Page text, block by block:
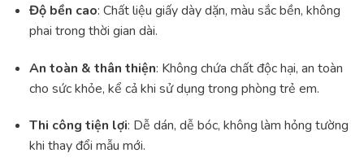
Độ bền cao: Chất liệu giấy dày dặn, màu sắc bền, không
phai trong thời gian dài.
An toàn & thân thiện: Không chứa chất độc hại, an toàn
cho sức khỏe, kể cả khi sử dụng trong phòng trẻ em.
Thi công tiện lợi: Dễ dán, dễ bóc, không làm hỏng tường
khi thay đổi mẫu mới.